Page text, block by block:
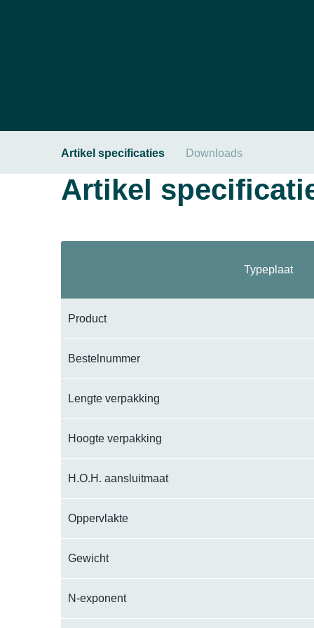
Artikel specificaties Downloads
Artikel
Typeplaat
Product
Bestelnummer
Lengte verpakking
Hoogte verpakking
H.O.H. aansluitmaat
Oppervlakte
Gewicht
N-exponent